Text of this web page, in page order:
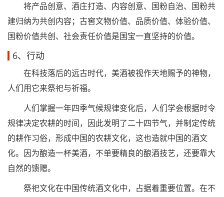
将产品创意、酒庄打造、内容创意、国粉自治、国粉共
建归纳为共创内容；古窖文物价值、品质价值、体验价值、
国粉价值共创、社会责任价值是国宝一直坚持的价值。
6、行动
在科技落后的远古时代，美酒被视作天地赐予的神物，
人们用它来祭祀与祈福。
人们掌握一年四季气候规律变化后，人们学会根据时令
规律决定农耕的时间，因此发明了二十四节气，并制定传统
的耕作习俗，形成中国的农耕文化，这也造就中国的酒文
化。因为酿造一杯美酒，不单要精良的酿酒技艺，还要靠大
自然的馈赠。
祭祀文化在中国传统酒文化中，占据着重要位置。在不